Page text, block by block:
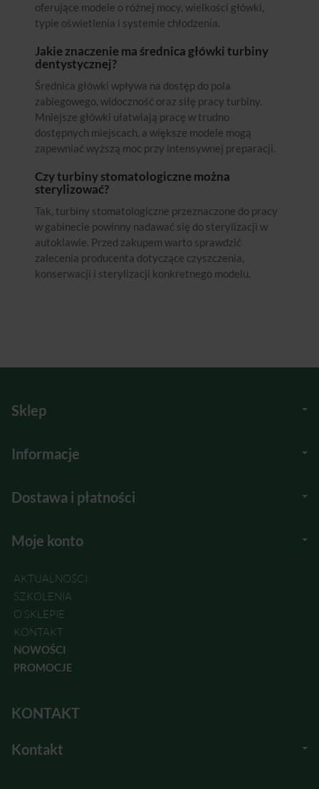
oferujące modele o różnej mocy, wielkości główki,
typie oświetlenia i systemie chłodzenia.
Jakie znaczenie ma średnica główki turbiny
dentystycznej?
Średnica główki wpływa na dostęp do pola
zabiegowego, widoczność oraz siłę pracy turbiny.
Mniejsze główki ułatwiają pracę w trudno
dostępnych miejscach, a większe modele mogą
zapewniać wyższą moc przy intensywnej preparacji.
Czy turbiny stomatologiczne można
sterylizować?
Tak, turbiny stomatologiczne przeznaczone do pracy
w gabinecie powinny nadawać się do sterylizacji w
autoklawie. Przed zakupem warto sprawdzić
zalecenia producenta dotyczące czyszczenia,
konserwacji i sterylizacji konkretnego modelu.
Sklep
Informacje
Dostawa i płatności
Moje konto
AKTUALNOŚCI
SZKOLENIA
O SKLEPIE
KONTAKT
NOWOŚCI
PROMOCJE
KONTAKT
Kontakt